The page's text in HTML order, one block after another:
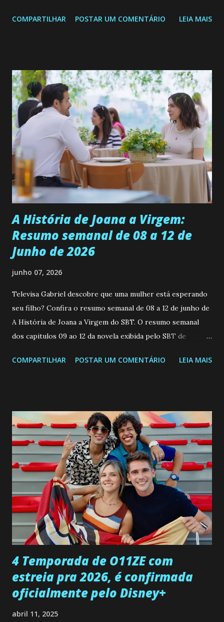
de 25/05/26 a 31/05/26 JOANA GUADALUPE (Camila
permanecer virgem até encontrar o homem que realmente
ama, o que não é fácil, já que dedica todas as suas energias a
se aprimorar, trabalhando, estudando e se orgulhando de
ser a primeira mulher da família a ingressar na
universidade. Ela tem uma personalidade muito alegre, é
muito madura para a idade, determinada, criativa e
empática. Detesta injustiças e é uma ótima amiga. Pode ser
teimosa e muito persistente quando decide fazer algo.
Durante um exame ginecológico, ela é inseminada por eng...
COMPARTILHAR POSTAR UM COMENTÁRIO LEIA MAIS
A História de Joana a Virgem:
Resumo semanal de 08 a 12 de
Junho de 2026
junho 07, 2026
Televisa Gabriel descobre que uma mulher está esperando
seu filho? Confira o resumo semanal de 08 a 12 de junho de
A História de Joana a Virgem do SBT. O resumo semanal
dos capitulos 09 ao 12 da novela exibida pelo SBT de
a Programação Semanal do SBT de 08/06/26 a 14/06/26
confessa a Gabriel que ele demonstrou ser o tipo de
pessoa que ela tanto desejou durante toda a vida. Camila
entra no quarto de Gabriel e imagina como seria o
encontro deles, quando conseguir seduzi-lo. Manuel avisa a
Paula sobre a suposta infidelidade de Gabriel com Joana.
Rogerio consegue se livrar de todas as suspeitas pelo
desaparecimento de Francisco, apontando que ele poderia
ter sido vítima da fúria de Gabriel. Artur informa a Gabriel
que a clínica inseminou por engano outra paciente, que está
...
COMPARTILHAR POSTAR UM COMENTÁRIO LEIA MAIS
4 Temporada de O11ZE com
estreia pra 2026, é confirmada
oficialmente pelo Disney+
abril 11, 2025